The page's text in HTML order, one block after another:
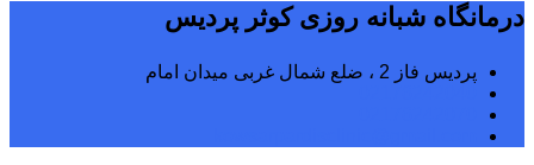
درمانگاه شبانه روزی کوثر پردیس
پردیس فاز 2 ، ضلع شمال غربی میدان امام